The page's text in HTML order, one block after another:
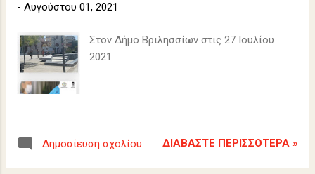
- Αυγούστου 01, 2021
Στον Δήμο Βριλησσίων στις 27 Ιουλίου
2021
Δημοσίευση σχολίου ΔΙΑΒΆΣΤΕ ΠΕΡΙΣΣΌΤΕΡΑ »